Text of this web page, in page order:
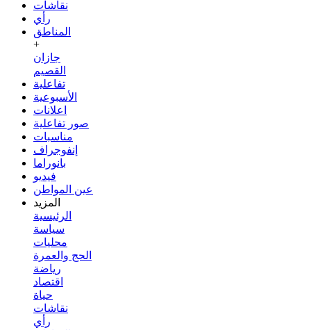
نقاشات
رأي
المناطق
+
جازان
القصيم
تفاعلية
الأسبوعية
اعلانات
صور تفاعلية
مناسبات
إنفوجراف
بانوراما
فيديو
عين المواطن
المزيد
الرئيسية
سياسة
محليات
الحج والعمرة
رياضة
اقتصاد
حياة
نقاشات
رأي